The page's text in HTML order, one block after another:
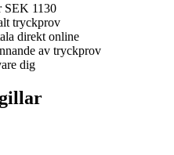
SEK 1130
tryckprov
direkt online
av tryckprov
dig